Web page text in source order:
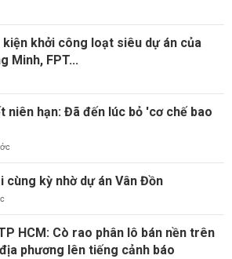
kiện khởi công loạt siêu dự án của
Minh, FPT...
niên hạn: Đã đến lúc bỏ 'cơ chế bao
cùng kỳ nhờ dự án Vân Đồn
HCM: Cò rao phân lô bán nền trên
phương lên tiếng cảnh báo